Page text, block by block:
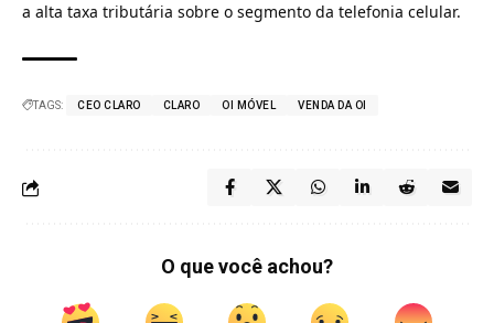
a alta taxa tributária sobre o segmento da telefonia celular.
TAGS: CEO CLARO CLARO OI MÓVEL VENDA DA OI
O que você achou?